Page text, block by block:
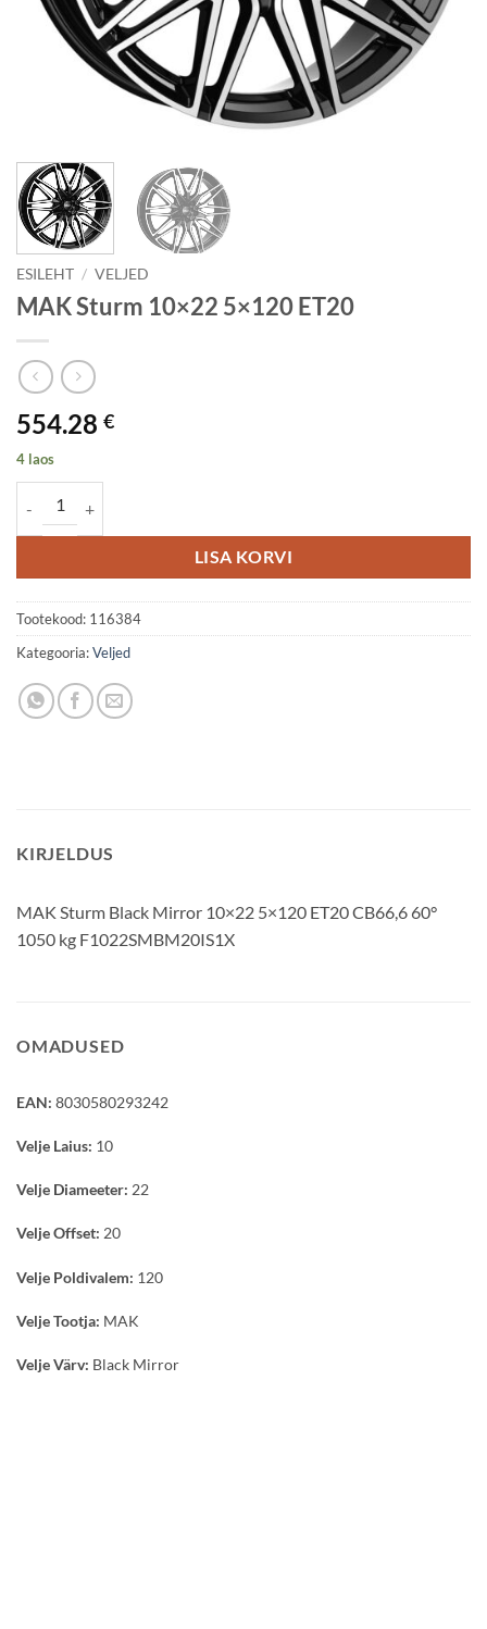
ESILEHT / VELJED
MAK Sturm 10×22 5×120 ET20
554.28 €
4 laos
LISA KORVI
Tootekood: 116384
Kategooria:Veljed
KIRJELDUS
MAK Sturm Black Mirror 10×22 5×120 ET20 CB66,6 60°
1050 kg F1022SMBM20IS1X
OMADUSED
EAN: 8030580293242
Velje Laius: 10
Velje Diameeter: 22
Velje Offset: 20
Velje Poldivalem: 120
Velje Tootja: MAK
Velje Värv: Black Mirror